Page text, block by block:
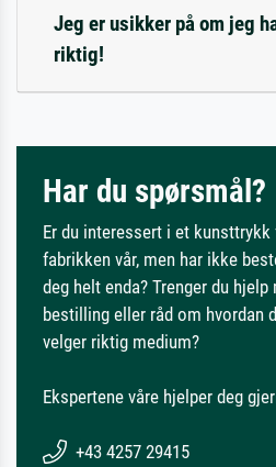
Jeg er usikker på om jeg
riktig!
Har du spørsmål?
Er du interessert i et kunsttrykk
fabrikken vår, men har ikke
deg helt enda? Trenger du hjelp
bestilling eller råd om hvordan
velger riktig medium?
Ekspertene våre hjelper deg
+43 4257 29415